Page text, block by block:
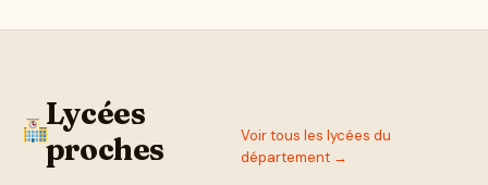
Lycées
proches
Voir tous les lycées du
département →